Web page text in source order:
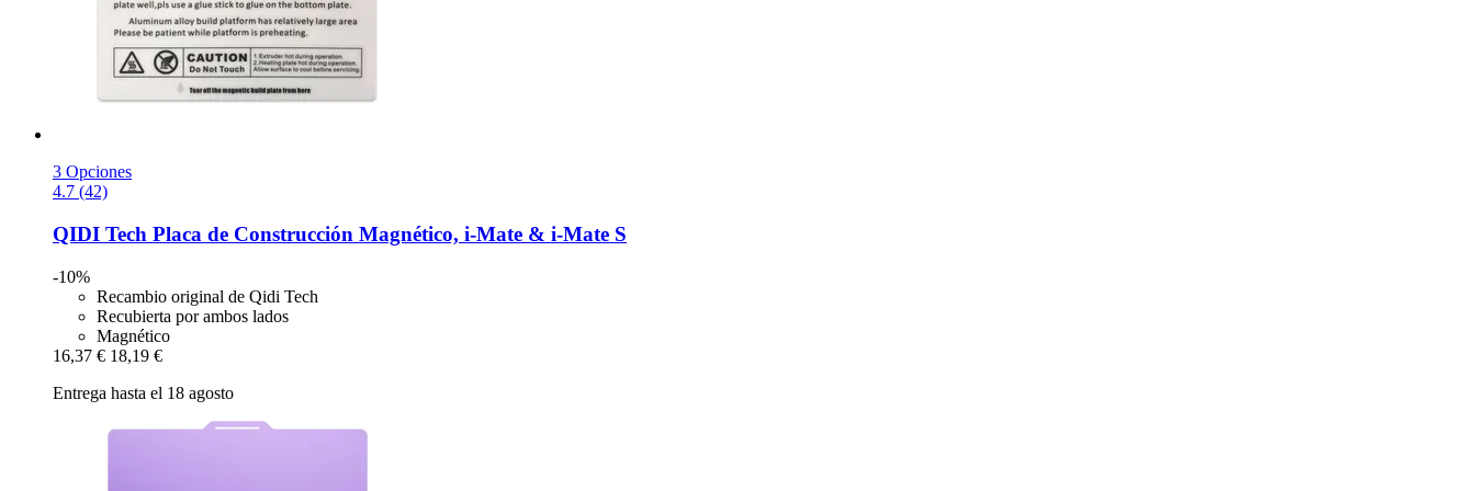
3 Opciones
4.7 (42)
QIDI Tech Placa de Construcción Magnético, i-​Mate & i-​Mate S
-10%
Recambio original de Qidi Tech
Recubierta por ambos lados
Magnético
16,37 € 18,19 €
Entrega hasta el 18 agosto